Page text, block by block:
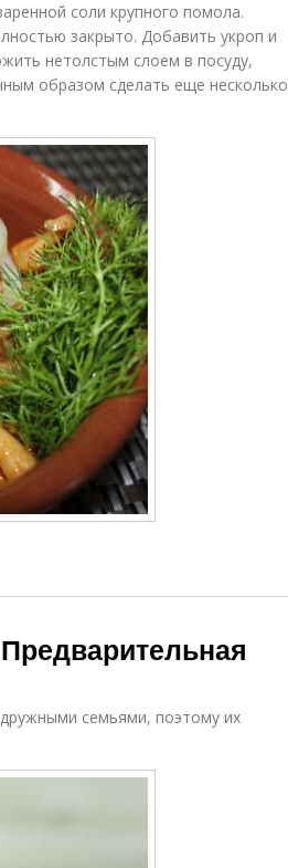
соли крупного помола.
закрыто. Добавить укроп и
нетолстым слоем в посуду,
образом сделать еще несколько
семьями, поэтому их